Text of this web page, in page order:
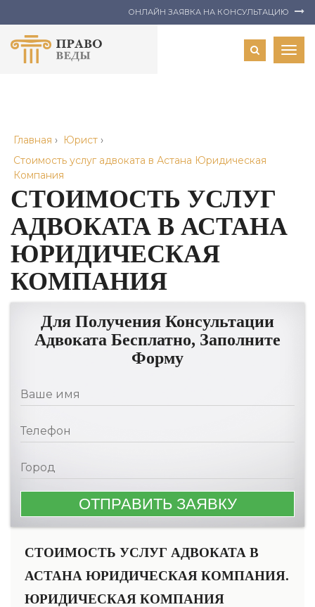
ОНЛАЙН ЗАЯВКА НА КОНСУЛЬТАЦИЮ
Главная › Юрист ›
Стоимость услуг адвоката в Астана Юридическая
Компания
СТОИМОСТЬ УСЛУГ
АДВОКАТА В АСТАНА
ЮРИДИЧЕСКАЯ
КОМПАНИЯ
Для Получения Консультации
Адвоката Бесплатно, Заполните
Форму
СТОИМОСТЬ УСЛУГ АДВОКАТА В
АСТАНА ЮРИДИЧЕСКАЯ КОМПАНИЯ.
ЮРИДИЧЕСКАЯ КОМПАНИЯ